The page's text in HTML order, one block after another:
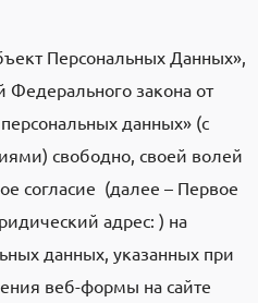
Персональных Данных»,
Федерального закона от
данных» (с
свободно, своей волей
согласие (далее – Первое
адрес: ) на
данных, указанных при
веб-формы на сайте